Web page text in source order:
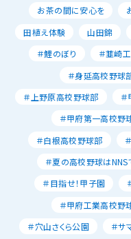
お茶の間に安心を
田植え体験
山田錦
＃鯉のぼり
＃韮崎
＃身延高校野球
＃上野原高校野球部
＃甲府第一高校野
＃白根高校野球部
＃夏の高校野球はNNS
＃目指せ！甲子園
＃甲府工業高校野
＃穴山さくら公園
＃サ